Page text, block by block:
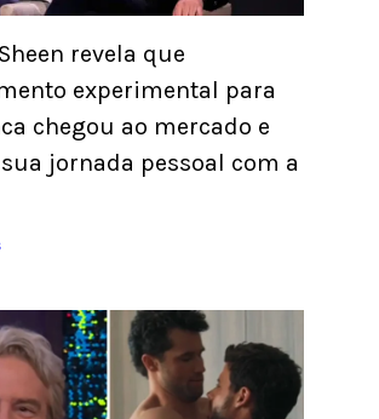
revela que
experimental para
chegou ao mercado e
jornada pessoal com a